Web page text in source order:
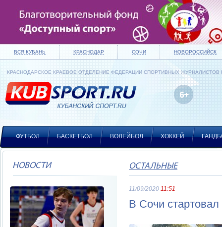
ВСЯ КУБАНЬ КРАСНОДАР СОЧИ НОВОРОССИЙСК
КРАСНОДАРСКОЕ КРАЕВОЕ ОТДЕЛЕНИЕ ФЕДЕРАЦИИ СПОРТИВНЫХ ЖУРНАЛИСТОВ
ФУТБОЛ БАСКЕТБОЛ ВОЛЕЙБОЛ ХОККЕЙ
НОВОСТИ ОСТАЛЬНЫЕ
11/09/2020 11:51
В Сочи